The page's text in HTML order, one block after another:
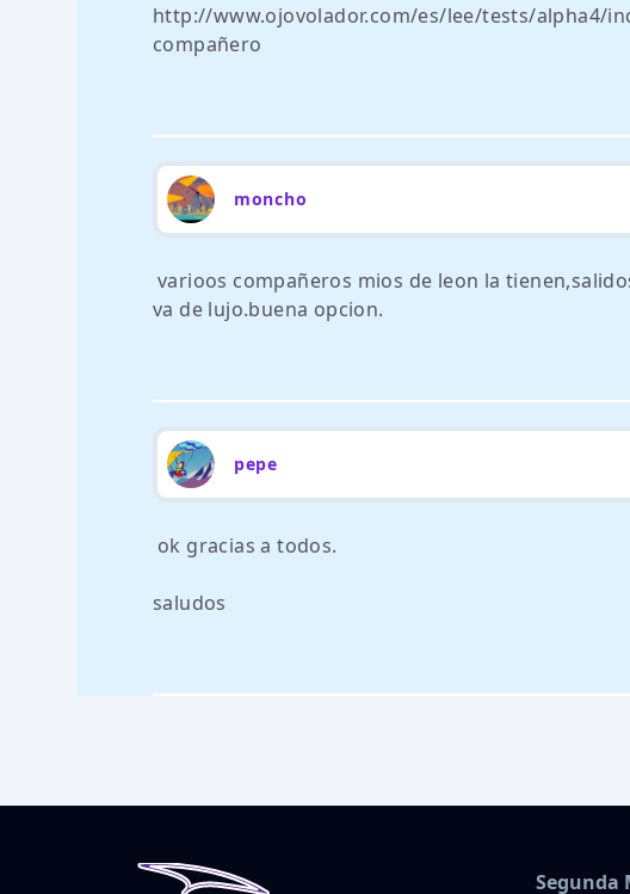
http://www.ojovolador.com/es/lee/tests/alpha4/
compañero
moncho
varioos compañeros mios de leon la
va de lujo.buena opcion.
pepe
ok gracias a todos.
saludos
Segunda